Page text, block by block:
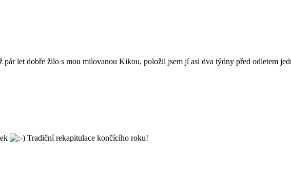
let dobře žilo s mou milovanou Kikou, položil jsem jí asi dva týdny před odletem
Tradiční rekapitulace končícího roku!